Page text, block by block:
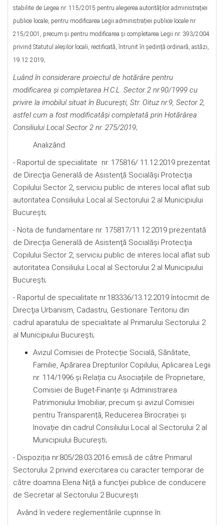
stabilite de Legea nr. 115/2015 pentru alegerea autorităților administrației
publice locale, pentru modificarea Legii administrației publice locale nr.
215/2001, precum şi pentru modificarea şi completarea Legii nr. 393/2004
privind Statutul aleșilor locali, rectificată, întrunit în ședință ordinară, astăzi,
19.12.2019;
Luând în considerare proiectul de hotărâre pentru
modificarea şi completarea H.C.L. Sector 2 nr.90/1999 cu
privire la imobilul situat în Bucureşti, Str. Oituz nr.9, Sector 2,
astfel cum a fost modificatăşi completată prin Hotărârea
Consiliului Local Sector 2 nr. 275/2019;
Analizând:
- Raportul de specialitate nr. 175816/ 11.12.2019 prezentat
de Direcţia Generală de Asistenţă Socialăşi Protecţia
Copilului Sector 2, serviciu public de interes local aflat sub
autoritatea Consiliului Local al Sectorului 2 al Municipiului
București;
- Nota de fundamentare nr. 175817/11.12.2019 prezentată
de Direcţia Generală de Asistenţă Socialăşi Protecţia
Copilului Sector 2, serviciu public de interes local aflat sub
autoritatea Consiliului Local al Sectorului 2 al Municipiului
București;
- Raportul de specialitate nr.183336/13.12.2019 întocmit de
Direcţia Urbanism, Cadastru, Gestionare Teritoriu din
cadrul aparatului de specialitate al Primarului Sectorului 2
al Municipiului Bucureşti;
Avizul Comisiei de Protecție Socială, Sănătate,
Familie, Apărarea Drepturilor Copilului, Aplicarea Legii
nr. 114/1996 și Relația cu Asociațiile de Proprietare,
Comisiei de Buget-Finanțe și Administrarea
Patrimoniului Imobiliar, precum şi avizul Comisiei
pentru Transparență, Reducerea Birocrației și
Inovație din cadrul Consiliului Local al Sectorului 2 al
Municipiului Bucureşti;
- Dispoziția nr.805/28.03.2016 emisă de către Primarul
Sectorului 2 privind exercitarea cu caracter temporar de
către doamna Elena Niţă a funcţiei publice de conducere
de Secretar al Sectorului 2 Bucureşti.
Având în vedere reglementările cuprinse în: